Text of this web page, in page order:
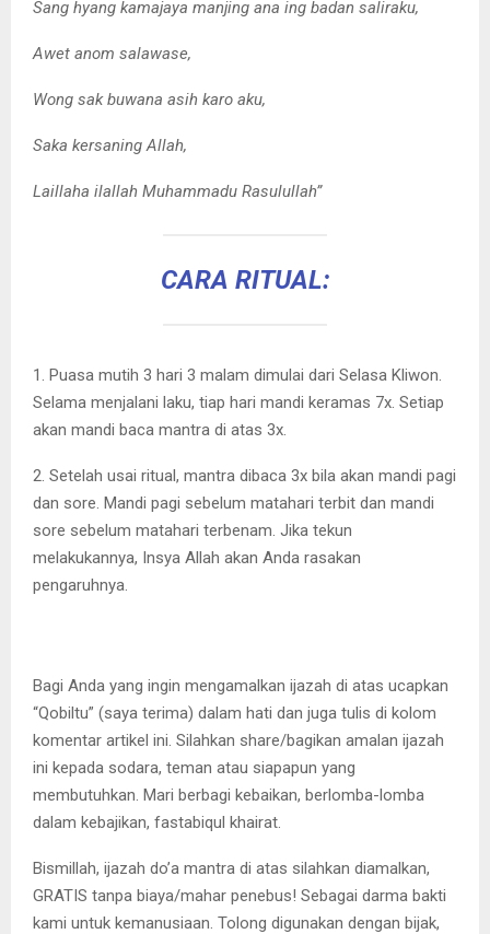
Sang hyang kamajaya manjing ana ing badan saliraku,
Awet anom salawase,
Wong sak buwana asih karo aku,
Saka kersaning Allah,
Laillaha ilallah Muhammadu Rasulullah”
CARA RITUAL:
1. Puasa mutih 3 hari 3 malam dimulai dari Selasa Kliwon.
Selama menjalani laku, tiap hari mandi keramas 7x. Setiap
akan mandi baca mantra di atas 3x.
2. Setelah usai ritual, mantra dibaca 3x bila akan mandi pagi
dan sore. Mandi pagi sebelum matahari terbit dan mandi
sore sebelum matahari terbenam. Jika tekun
melakukannya, Insya Allah akan Anda rasakan
pengaruhnya.
Bagi Anda yang ingin mengamalkan ijazah di atas ucapkan
“Qobiltu” (saya terima) dalam hati dan juga tulis di kolom
komentar artikel ini. Silahkan share/bagikan amalan ijazah
ini kepada sodara, teman atau siapapun yang
membutuhkan. Mari berbagi kebaikan, berlomba-lomba
dalam kebajikan, fastabiqul khairat.
Bismillah, ijazah do’a mantra di atas silahkan diamalkan,
GRATIS tanpa biaya/mahar penebus! Sebagai darma bakti
kami untuk kemanusiaan. Tolong digunakan dengan bijak,